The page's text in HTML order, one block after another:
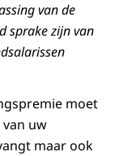
van de
sprake zijn van
moet
uw
maar ook